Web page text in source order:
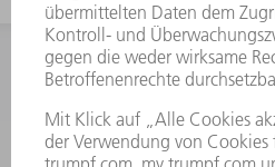
Häufig
Allgemeine